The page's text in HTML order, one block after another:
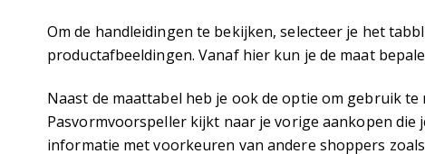
Om de handleidingen te bekijken, selecteer je het
productafbeeldingen. Vanaf hier kun je de maat
Naast de maattabel heb je ook de optie om gebruik
Pasvormvoorspeller kijkt naar je vorige aankopen die
informatie met voorkeuren van andere shoppers